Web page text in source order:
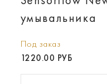
умывальника
Под заказ
1220.00 РУБ